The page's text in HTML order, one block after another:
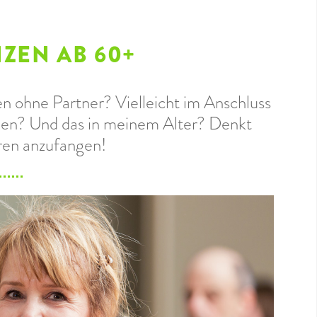
AB 60+
ohne Partner? Vielleicht im Anschluss
Und das in meinem Alter? Denkt
anzufangen!